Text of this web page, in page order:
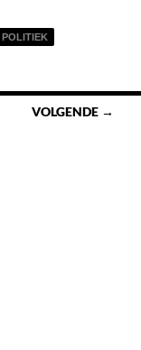
POLITIEK
VOLGENDE →